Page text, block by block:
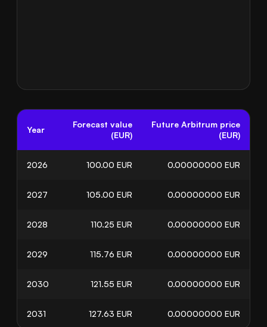
Year
Forecast value
(EUR)
Future Arbitrum price
(EUR)
2026 100.00 EUR 0.00000000 EUR
2027 105.00 EUR 0.00000000 EUR
2028 110.25 EUR 0.00000000 EUR
2029 115.76 EUR 0.00000000 EUR
2030 121.55 EUR 0.00000000 EUR
2031 127.63 EUR 0.00000000 EUR